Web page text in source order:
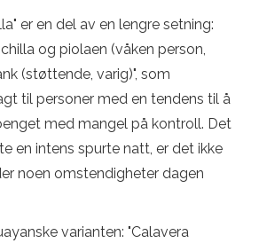
er en del av en lengre setning:
og piolaen (våken person,
(støttende, varig)", som
til personer med en tendens til å
med mangel på kontroll. Det
en intens spurte natt, er det ikke
noen omstendigheter dagen
varianten: "Calavera